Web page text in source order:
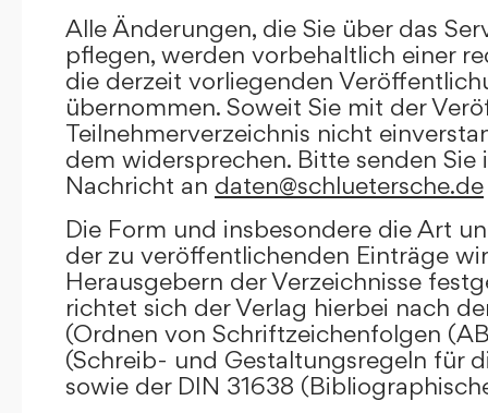
Alle Änderungen, die Sie über das
pflegen, werden vorbehaltlich einer
die derzeit vorliegenden
übernommen. Soweit Sie mit der
Teilnehmerverzeichnis nicht
dem widersprechen. Bitte senden Sie
Nachricht an daten@schluetersche.de
Die Form und insbesondere die Art
der zu veröffentlichenden Einträge
Herausgebern der Verzeichnisse
richtet sich der Verlag hierbei nach
(Ordnen von Schriftzeichenfolgen
(Schreib- und Gestaltungsregeln für
sowie der DIN 31638